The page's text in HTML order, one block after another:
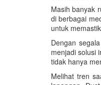
Masih banyak
di berbagai
untuk
Dengan
menjadi solusi
tidak hanya
Melihat tren